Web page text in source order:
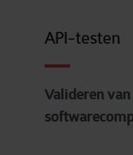
API-testen
Valideren